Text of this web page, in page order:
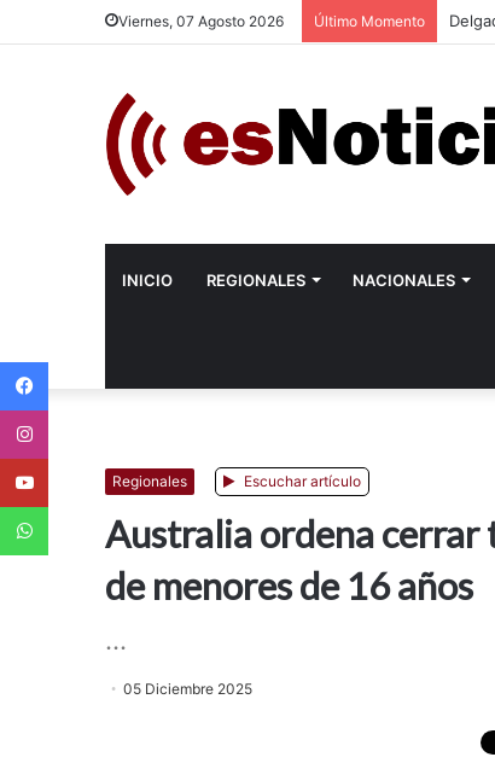
Viernes, 07 Agosto 2026 Último Momento
INICIO REGIONALES NACIONALES
Regionales Escuchar artículo
Australia ordena cerrar
de menores de 16 años
...
05 Diciembre 2025